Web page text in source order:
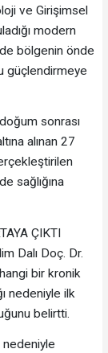
ve Girişimsel
modern
bölgenin önde
güçlendirmeye
sonrası
alınan 27
sağlığına
ÇIKTI
Dalı Doç. Dr.
bir kronik
nedeniyle ilk
belirtti.
nedeniyle